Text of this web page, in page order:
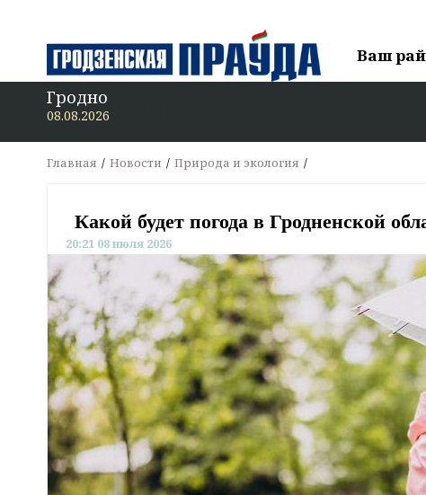
Ваш
Гродно
08.08.2026
Главная Новости Природа и экология
Какой будет погода в Гродненской
20:21 08 июля 2026